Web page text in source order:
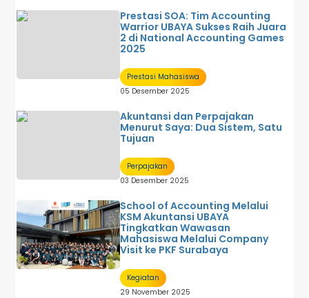
Prestasi SOA: Tim Accounting
Warrior UBAYA Sukses Raih Juara
2 di National Accounting Games
2025
Prestasi Mahasiswa
05 Desember 2025
Akuntansi dan Perpajakan
Menurut Saya: Dua Sistem, Satu
Tujuan
Perpajakan
03 Desember 2025
School of Accounting Melalui
KSM Akuntansi UBAYA
Tingkatkan Wawasan
Mahasiswa Melalui Company
Visit ke PKF Surabaya
Kegiatan
29 November 2025